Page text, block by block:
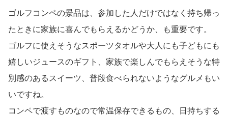
ゴルフコンペの景品は、参加した人だけではなく持ち帰っ
たときに家族に喜んでもらえるかどうか、も重要です。
ゴルフに使えそうなスポーツタオルや大人にも子どもにも
嬉しいジュースのギフト、家族で楽しんでもらえそうな特
別感のあるスイーツ、普段食べられないようなグルメもい
いですね。
コンペで渡すものなので常温保存できるもの、日持ちする